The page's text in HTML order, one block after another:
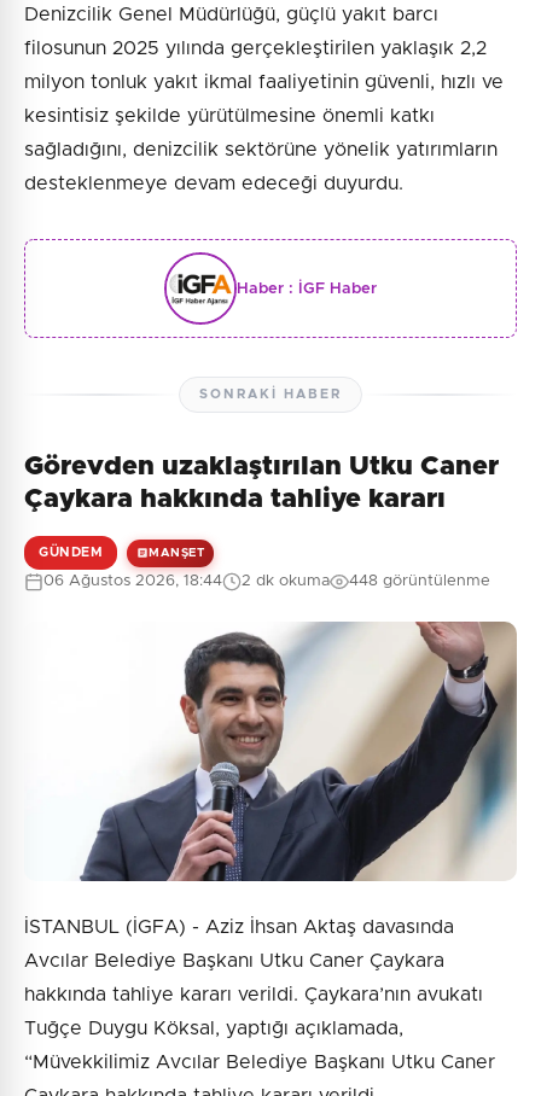
Denizcilik Genel Müdürlüğü, güçlü yakıt barcı
filosunun 2025 yılında gerçekleştirilen yaklaşık 2,2
milyon tonluk yakıt ikmal faaliyetinin güvenli, hızlı ve
kesintisiz şekilde yürütülmesine önemli katkı
sağladığını, denizcilik sektörüne yönelik yatırımların
desteklenmeye devam edeceği duyurdu.
Haber : İGF Haber
SONRAKI HABER
Görevden uzaklaştırılan Utku Caner
Çaykara hakkında tahliye kararı
GÜNDEM MANŞET
06 Ağustos 2026, 18:44 2 dk okuma 448 görüntülenme
İSTANBUL (İGFA) - Aziz İhsan Aktaş davasında
Avcılar Belediye Başkanı Utku Caner Çaykara
hakkında tahliye kararı verildi. Çaykara’nın avukatı
Tuğçe Duygu Köksal, yaptığı açıklamada,
“Müvekkilimiz Avcılar Belediye Başkanı Utku Caner